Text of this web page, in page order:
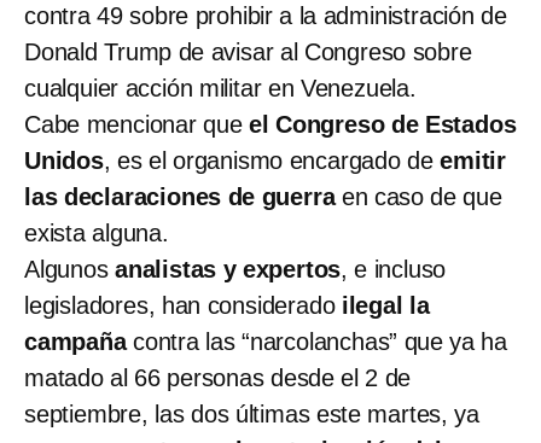
contra 49 sobre prohibir a la administración de
Donald Trump de avisar al Congreso sobre
cualquier acción militar en Venezuela.
Cabe mencionar que el Congreso de Estados
Unidos, es el organismo encargado deemitir
las declaraciones de guerraen caso de que
exista alguna.
Algunosanalistas y expertos, e incluso
legisladores, han consideradoilegal la
campañacontra las “narcolanchas” que ya ha
matado al 66 personas desde el 2 de
septiembre, las dos últimas este martes, ya